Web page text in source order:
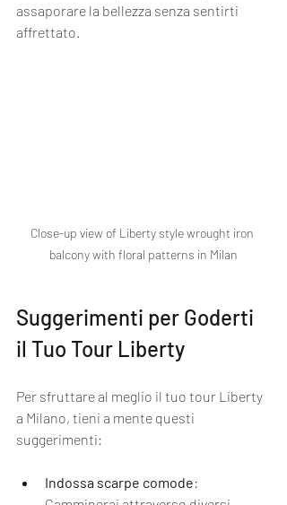
assaporare la bellezza senza sentirti
affrettato.
Close-up view of Liberty style wrought iron
balcony with floral patterns in Milan
Suggerimenti per Goderti
il Tuo Tour Liberty
Per sfruttare al meglio il tuo tour Liberty
a Milano, tieni a mente questi
suggerimenti:
Indossa scarpe comode: